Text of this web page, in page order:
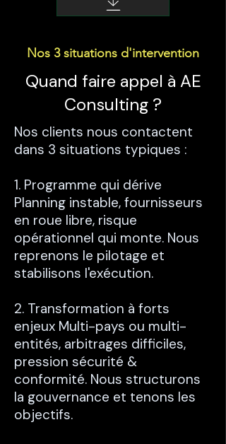
Nos 3 situations d'intervention
Quand faire appel à AE
Consulting ?
Nos clients nous contactent
dans 3 situations typiques :
1. Programme qui dérive
Planning instable, fournisseurs
en roue libre, risque
opérationnel qui monte. Nous
reprenons le pilotage et
stabilisons l'exécution.
2. Transformation à forts
enjeux Multi-pays ou multi-
entités, arbitrages difficiles,
pression sécurité &
conformité. Nous structurons
la gouvernance et tenons les
objectifs.